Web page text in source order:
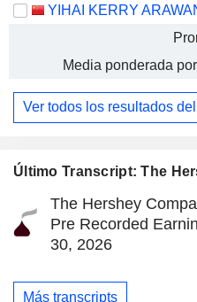
Último Transcript: The
The Hershey
Pre Recorded
30, 2026
Más transcripts
Media ponderada
Ver todos los resultados